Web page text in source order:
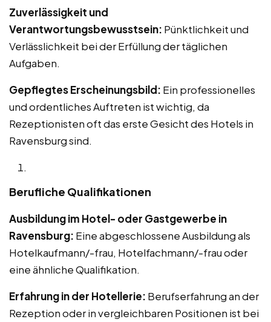
Zuverlässigkeit und
Verantwortungsbewusstsein: Pünktlichkeit und
Verlässlichkeit bei der Erfüllung der täglichen
Aufgaben.
Gepflegtes Erscheinungsbild: Ein professionelles
und ordentliches Auftreten ist wichtig, da
Rezeptionisten oft das erste Gesicht des Hotels in
Ravensburg sind.
Berufliche Qualifikationen
Ausbildung im Hotel- oder Gastgewerbe in
Ravensburg: Eine abgeschlossene Ausbildung als
Hotelkaufmann/-frau, Hotelfachmann/-frau oder
eine ähnliche Qualifikation.
Erfahrung in der Hotellerie: Berufserfahrung an der
Rezeption oder in vergleichbaren Positionen ist bei